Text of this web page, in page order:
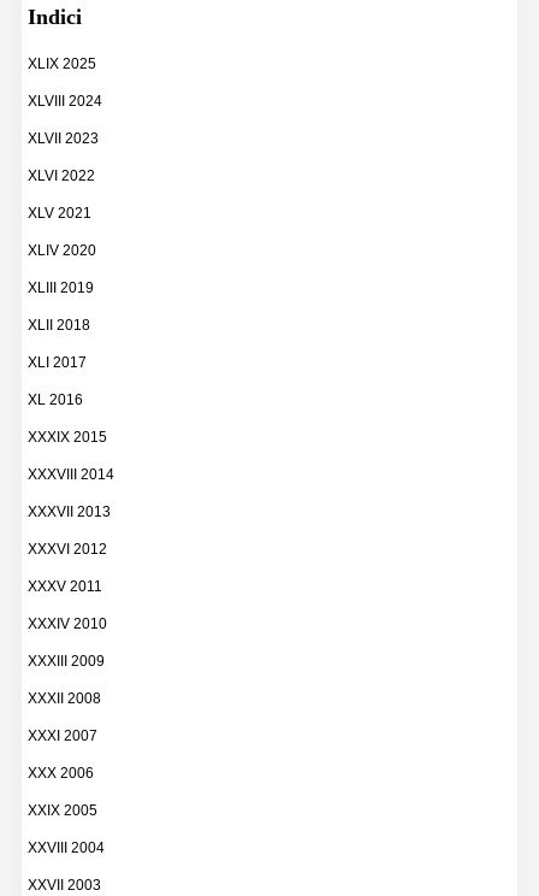
Indici
XLIX 2025
XLVIII 2024
XLVII 2023
XLVI 2022
XLV 2021
XLIV 2020
XLIII 2019
XLII 2018
XLI 2017
XL 2016
XXXIX 2015
XXXVIII 2014
XXXVII 2013
XXXVI 2012
XXXV 2011
XXXIV 2010
XXXIII 2009
XXXII 2008
XXXI 2007
XXX 2006
XXIX 2005
XXVIII 2004
XXVII 2003